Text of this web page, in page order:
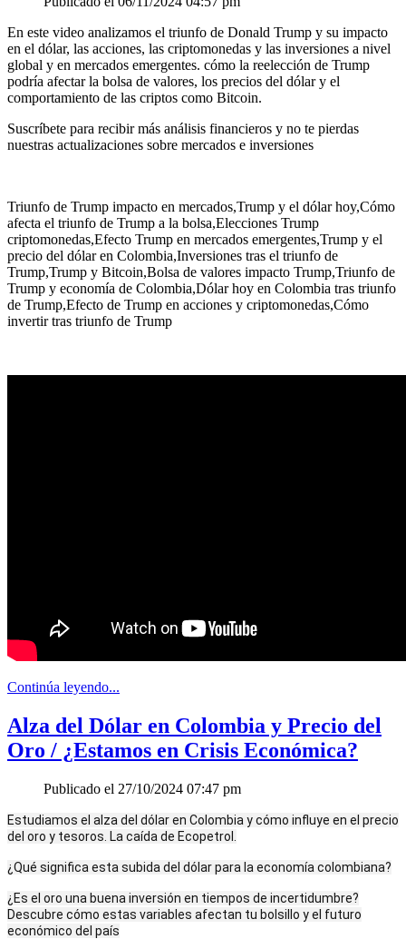
En este video analizamos el triunfo de Donald Trump y su impacto
en el dólar, las acciones, las criptomonedas y las inversiones a nivel
global y en mercados emergentes. cómo la reelección de Trump
podría afectar la bolsa de valores, los precios del dólar y el
comportamiento de las criptos como Bitcoin.
Suscríbete para recibir más análisis financieros y no te pierdas
nuestras actualizaciones sobre mercados e inversiones
Triunfo de Trump impacto en mercados,Trump y el dólar hoy,Cómo
afecta el triunfo de Trump a la bolsa,Elecciones Trump
criptomonedas,Efecto Trump en mercados emergentes,Trump y el
precio del dólar en Colombia,Inversiones tras el triunfo de
Trump,Trump y Bitcoin,Bolsa de valores impacto Trump,Triunfo de
Trump y economía de Colombia,Dólar hoy en Colombia tras triunfo
de Trump,Efecto de Trump en acciones y criptomonedas,Cómo
invertir tras triunfo de Trump
Continúa leyendo...
Alza del Dólar en Colombia y Precio del
Oro / ¿Estamos en Crisis Económica?
Publicado el 27/10/2024 07:47 pm
Estudiamos el alza del dólar en Colombia y cómo influye en el precio
del oro y tesoros. La caída de Ecopetrol.
¿Qué significa esta subida del dólar para la economía colombiana?
¿Es el oro una buena inversión en tiempos de incertidumbre?
Descubre cómo estas variables afectan tu bolsillo y el futuro
económico del país